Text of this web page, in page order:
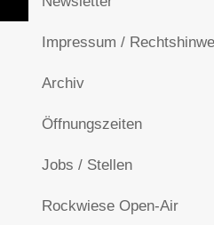
Impressum /
Archiv
Öffnungszeiten
Jobs / Stellen
Rockwiese Open-Air